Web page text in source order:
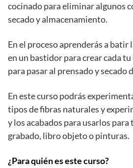
cocinado para eliminar algunos
secado y almacenamiento.
En el proceso aprenderás a batir
en un bastidor para crear cada
para pasar al prensado y secado
En este curso podrás
tipos de fibras naturales y
y los acabados para usarlos
grabado, libro objeto o pinturas.
¿Para quién es este curso?